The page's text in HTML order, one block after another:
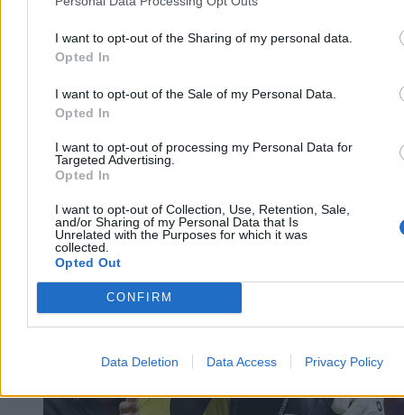
I want to opt-out of the Sharing of my personal data.
Opted In
I want to opt-out of the Sale of my Personal Data.
Opted In
I want to opt-out of processing my Personal Data for
Targeted Advertising.
Opted In
I want to opt-out of Collection, Use, Retention, Sale,
and/or Sharing of my Personal Data that Is
Unrelated with the Purposes for which it was
collected.
Opted Out
CONFIRM
Data Deletion Data Access Privacy Policy
Mundial 2026